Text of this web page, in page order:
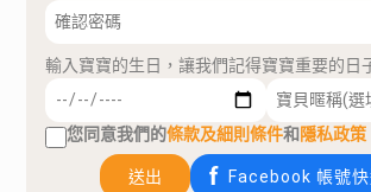
輸入寶寶的生日，讓我們記得寶寶重要的日
您同意我們的條款及細則條件和隱私政策
送出 Facebook 帳號快